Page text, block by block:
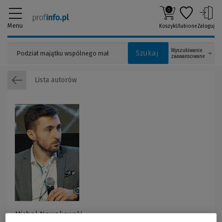
Menu
Szukaj
Wyszukiwanie
zaawansowane
0
KoszykUlubioneZaloguj
Michał Nowakowski
Lista autorów